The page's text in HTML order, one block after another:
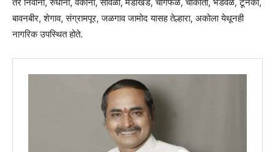
बावनबीर, शेगाव, संग्रामपूर, जळगाव जामोद यासह तेल्हारा, अकोला येथूनही
नागरिक उपस्थित होते.